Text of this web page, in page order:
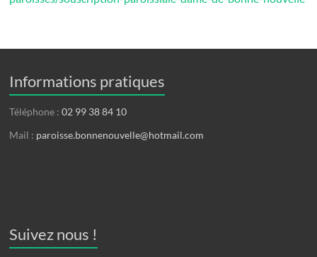
Informations pratiques
Téléphone :02 99 38 84 10
Mail : paroisse.bonnenouvelle@hotmail.com
Suivez nous !